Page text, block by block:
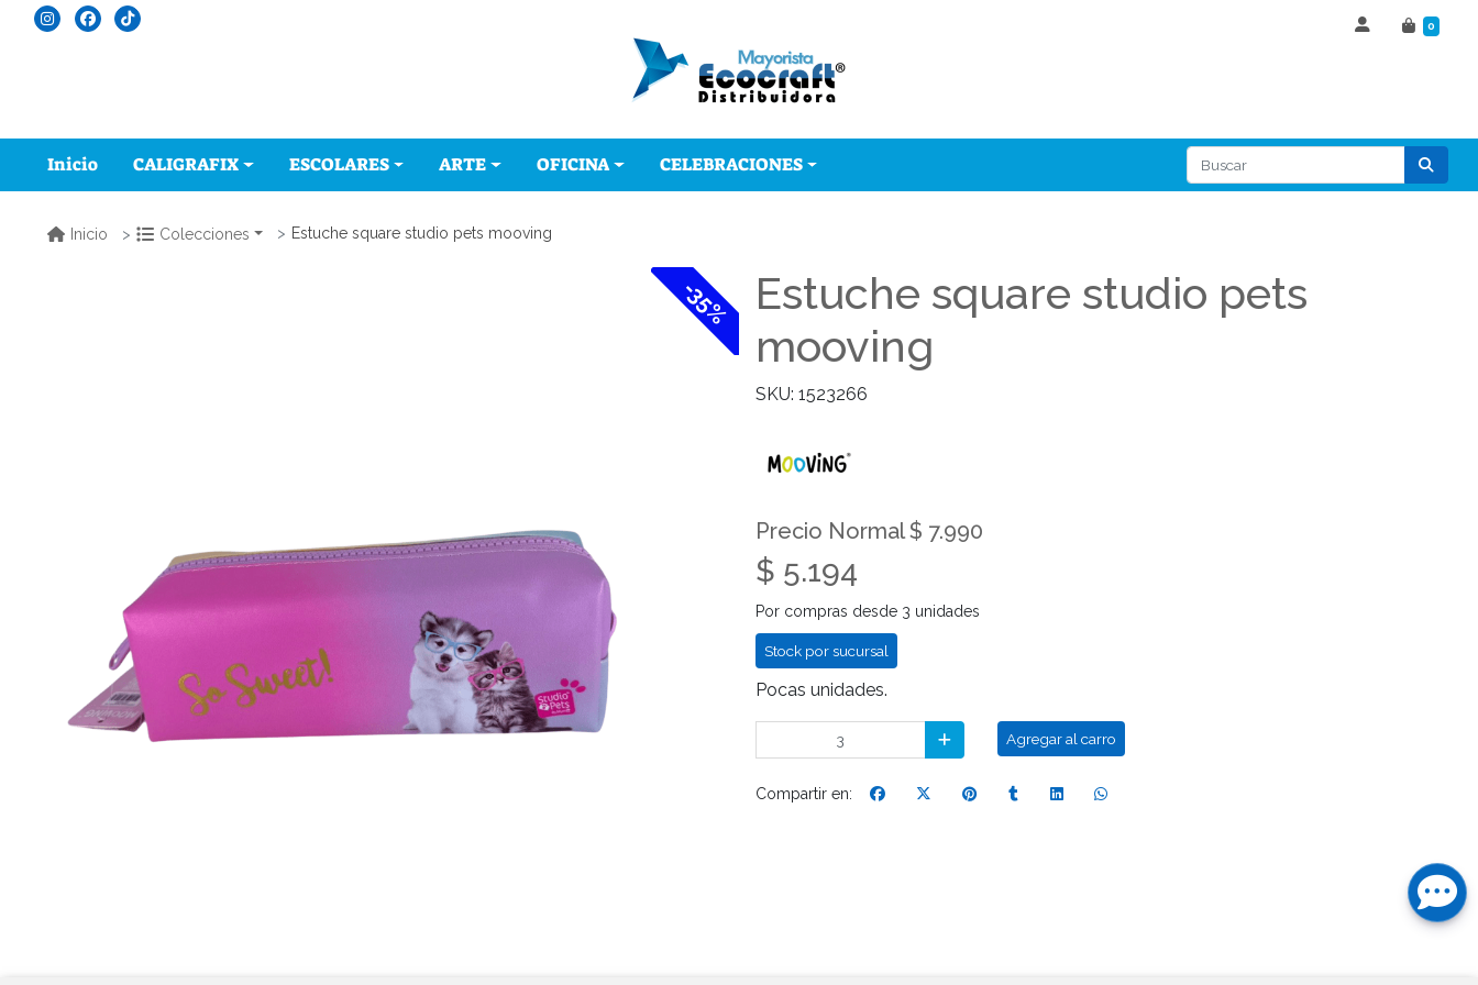
0
Inicio CALIGRAFIX ESCOLARES ARTE OFICINA CELEBRACIONES
Inicio Colecciones Estuche square studio pets mooving
-35% Estuche square studio pets
mooving
SKU: 1523266
Precio Normal $ 7.990
$ 5.194
Por compras desde 3 unidades
Stock por sucursal
Pocas unidades.
Agregar al carro
Compartir en: